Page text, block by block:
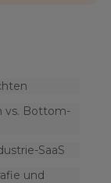
vs. Bottom-
SaaS
und